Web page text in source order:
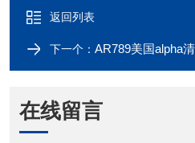
返回列表
下一个： AR789美国alpha
在线留言